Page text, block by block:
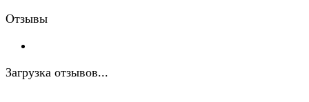
Отзывы
Загрузка отзывов...